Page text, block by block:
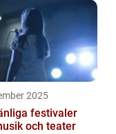
2025
festivaler
och teater